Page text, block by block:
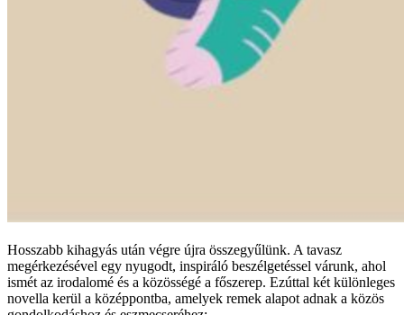
Hosszabb kihagyás után végre újra összegyűlünk. A tavasz
megérkezésével egy nyugodt, inspiráló beszélgetéssel várunk, ahol
ismét az irodalomé és a közösségé a főszerep. Ezúttal két különleges
novella kerül a középpontba, amelyek remek alapot adnak a közös